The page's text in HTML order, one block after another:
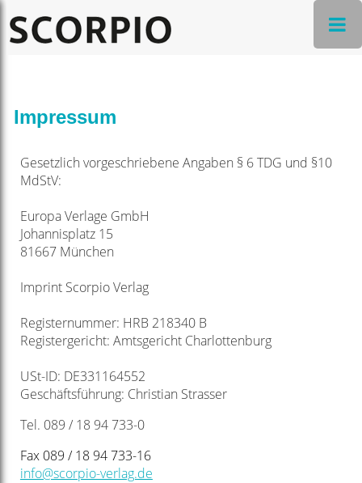
Impressum
Gesetzlich vorgeschriebene Angaben § 6 TDG und §10
MdStV:
Europa Verlage GmbH
Johannisplatz 15
81667 München
Imprint Scorpio Verlag
Registernummer: HRB 218340 B
Registergericht: Amtsgericht Charlottenburg
USt-ID: DE331164552
Geschäftsführung: Christian Strasser
Tel. 089 / 18 94 733-0
Fax 089 / 18 94 733-16
info@scorpio-verlag.de